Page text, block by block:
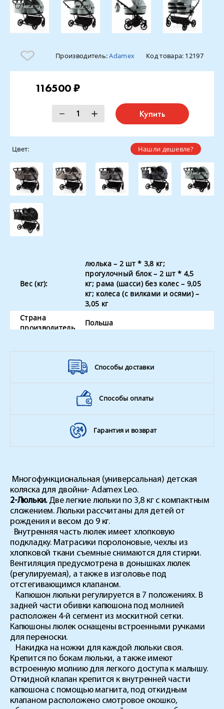
Производитель:Adamex Код товара: 12197
116500 ₽
Купить
Нашли дешевле?
Цвет:
Вес (кг):
люлька – 2 шт * 3,8 кг;
прогулочный блок – 2 шт * 4,5
кг; рама (шасси) без колес – 9,05
кг; колеса (с вилками и осями) –
3,05 кг
Страна
производитель
Польша
Способы доставки
Способы оплаты
Гарантия и возврат
Многофункциональная (универсальная) детская
коляска для двойни-Adamex Leo.
2-Люльки.Две легкие люльки по 3,8 кг с компактным
сложением. Люльки рассчитаны для детей от
рождения и весом до 9 кг.
Внутренняя часть люлек имеет хлопковую
подкладку. Матрасики поролоновые, чехлы из
хлопковой ткани съемные снимаются для стирки.
Вентиляция предусмотрена в донышках люлек
(регулируемая), а также в изголовье под
отстегивающимся клапаном.
Капюшон люльки регулируется в 7 положениях. В
задней части обивки капюшона под молнией
расположен 4-й сегмент из москитной сетки.
Капюшоны люлек оснащены встроенными ручками
для переноски.
Накидка на ножки для каждой люльки своя.
Крепится по бокам люльки, а также имеют
встроенную молнию для легкого доступа к малышу.
Откидной клапан крепится к внутренней части
капюшона с помощью магнита, под откидным
клапаном расположено смотровое окошко,